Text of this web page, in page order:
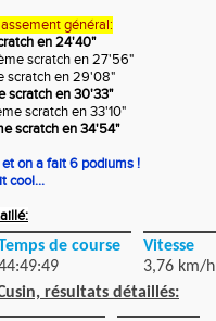
général:
en 24'40"
scratch en 27'56"
scratch en 29'08"
scratch en 30'33"
scratch en 33'10"
scratch en 34'54"
on a fait 6 podiums !
cool...
de course
Vitesse
3,76 km/h
résultats détaillés: